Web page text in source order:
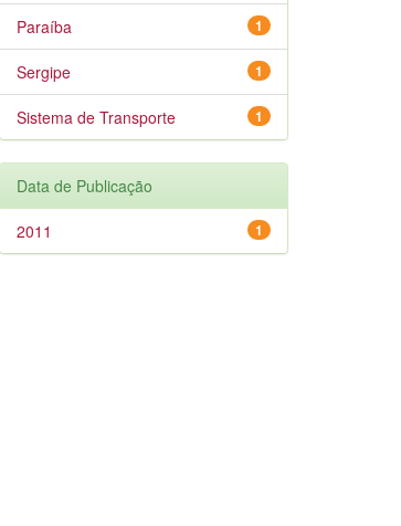
1
Paraíba
1
Sergipe
1
Sistema de Transporte
Data de Publicação
1
2011